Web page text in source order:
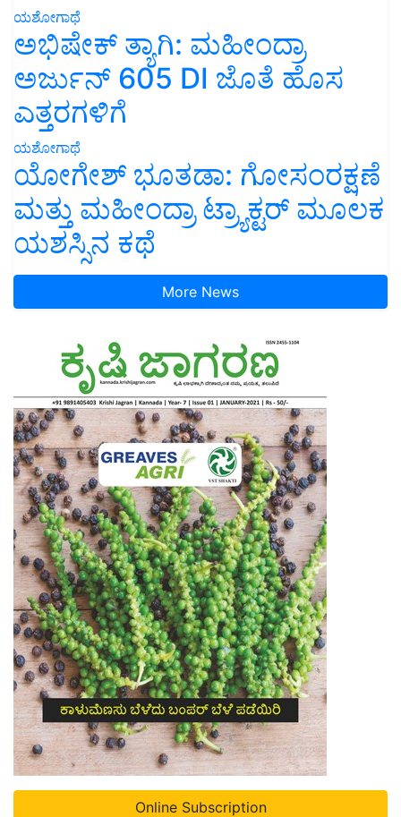
ಯಶೋಗಾಥೆ
ಅಭಿಷೇಕ್ ತ್ಯಾಗಿ: ಮಹೀಂದ್ರಾ
ಅರ್ಜುನ್ 605 DI ಜೊತೆ ಹೊಸ
ಎತ್ತರಗಳಿಗೆ
ಯಶೋಗಾಥೆ
ಯೋಗೇಶ್ ಭೂತಡಾ: ಗೋಸಂರಕ್ಷಣೆ
ಮತ್ತು ಮಹೀಂದ್ರಾ ಟ್ರ್ಯಾಕ್ಟರ್ ಮೂಲಕ
ಯಶಸ್ಸಿನ ಕಥೆ
More News
Online Subscription